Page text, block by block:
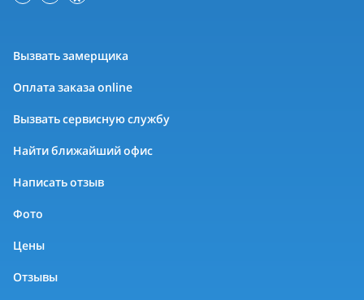
Вызвать замерщика
Оплата заказа online
Вызвать сервисную службу
Найти ближайший офис
Написать отзыв
Фото
Цены
Отзывы